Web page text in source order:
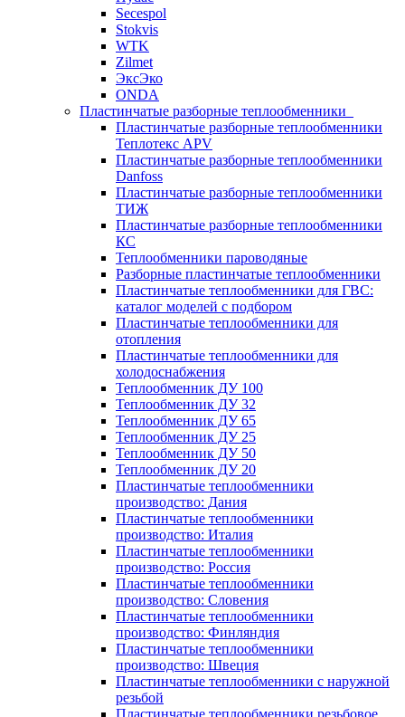
Secespol
Stokvis
WTK
Zilmet
ЭксЭко
ONDA
Пластинчатые разборные теплообменники
Пластинчатые разборные теплообменники
Теплотекс APV
Пластинчатые разборные теплообменники
Danfoss
Пластинчатые разборные теплообменники
ТИЖ
Пластинчатые разборные теплообменники
КC
Теплообменники пароводяные
Разборные пластинчатые теплообменники
Пластинчатые теплообменники для ГВС:
каталог моделей с подбором
Пластинчатые теплообменники для
отопления
Пластинчатые теплообменники для
холодоснабжения
Теплообменник ДУ 100
Теплообменник ДУ 32
Теплообменник ДУ 65
Теплообменник ДУ 25
Теплообменник ДУ 50
Теплообменник ДУ 20
Пластинчатые теплообменники
производство: Дания
Пластинчатые теплообменники
производство: Италия
Пластинчатые теплообменники
производство: Россия
Пластинчатые теплообменники
производство: Словения
Пластинчатые теплообменники
производство: Финляндия
Пластинчатые теплообменники
производство: Швеция
Пластинчатые теплообменники с наружной
резьбой
Пластинчатые теплообменники резьбовое